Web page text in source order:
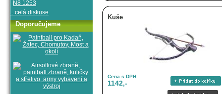
Kuše
Cena s DPH
1142,-
N8 1253
.. celá diskuse
Doporučujeme